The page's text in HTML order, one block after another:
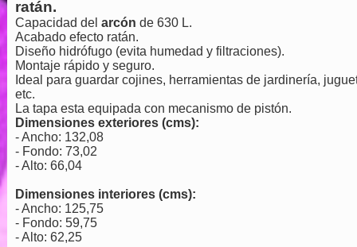
ratán.
Capacidad del arcón de 630 L.
Acabado efecto ratán.
Diseño hidrófugo (evita humedad y filtraciones).
Montaje rápido y seguro.
Ideal para guardar cojines, herramientas de jardinería,
etc.
La tapa esta equipada con mecanismo de pistón.
Dimensiones exteriores (cms):
- Ancho: 132,08
- Fondo: 73,02
- Alto: 66,04
Dimensiones interiores (cms):
- Ancho: 125,75
- Fondo: 59,75
- Alto: 62,25